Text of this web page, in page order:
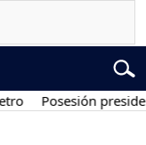
Posesión